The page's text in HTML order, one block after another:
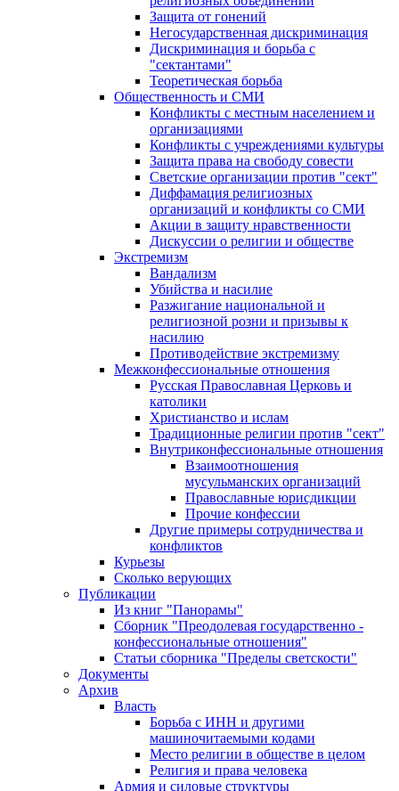
Защита от гонений
Негосударственная дискриминация
Дискриминация и борьба с
"сектантами"
Теоретическая борьба
Общественность и СМИ
Конфликты с местным населением и
организациями
Конфликты с учреждениями культуры
Защита права на свободу совести
Светские организации против "сект"
Диффамация религиозных
организаций и конфликты со СМИ
Акции в защиту нравственности
Дискуссии о религии и обществе
Экстремизм
Вандализм
Убийства и насилие
Разжигание национальной и
религиозной розни и призывы к
насилию
Противодействие экстремизму
Межконфессиональные отношения
Русская Православная Церковь и
католики
Христианство и ислам
Традиционные религии против "сект"
Внутриконфессиональные отношения
Взаимоотношения
мусульманских организаций
Православные юрисдикции
Прочие конфессии
Другие примеры сотрудничества и
конфликтов
Курьезы
Сколько верующих
Публикации
Из книг "Панорамы"
Сборник "Преодолевая государственно -
конфессиональные отношения"
Статьи сборника "Пределы светскости"
Документы
Архив
Власть
Борьба с ИНН и другими
машиночитаемыми кодами
Место религии в обществе в целом
Религия и права человека
Армия и силовые структуры